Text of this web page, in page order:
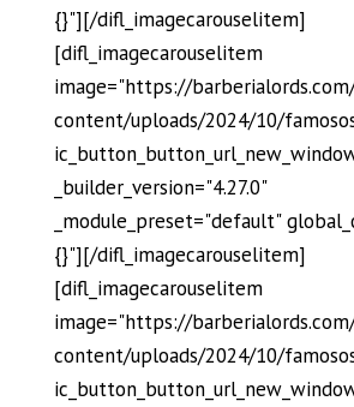
{}"][/difl_imagecarouselitem]
[difl_imagecarouselitem
image="https://
content/uploads/2024/10/
_builder_version="4.27.0"
_module_preset="default"
{}"][/difl_imagecarouselitem]
[difl_imagecarouselitem
image="https://
content/uploads/2024/10/